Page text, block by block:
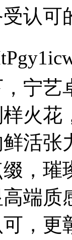
认可
宁艺
火花
活张
，璀
端质
，更